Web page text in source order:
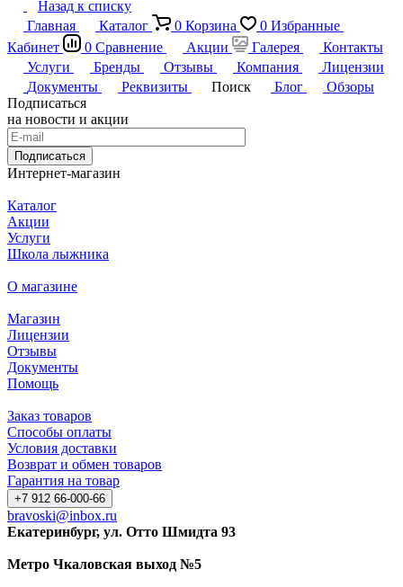
Назад к списку
Главная
Каталог 0 Корзина 0 Избранные
Кабинет
0 Сравнение Акции Галерея
Контакты
Услуги
Бренды Отзывы Компания
Лицензии
Документы
Реквизиты Поиск Блог
Обзоры
Подписаться
на новости и акции
Подписаться
Интернет-магазин
Каталог
Акции
Услуги
Школа лыжника
О магазине
Магазин
Лицензии
Отзывы
Документы
Помощь
Заказ товаров
Способы оплаты
Условия доставки
Возврат и обмен товаров
Гарантия на товар
+7 912 66-000-66
bravoski@inbox.ru
Екатеринбург, ул. Отто Шмидта 93
Метро Чкаловская выход №5